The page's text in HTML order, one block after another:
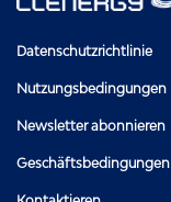
Datenschutzrichtlinie
Nutzungsbedingungen
Newsletter abonnieren
Geschäftsbedingungen